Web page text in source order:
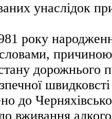
унаслідок
року
дорожнього
до
вживання